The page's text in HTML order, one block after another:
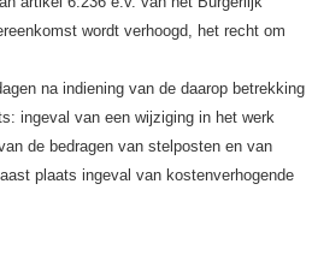
wordt verhoogd, het recht om
na indiening van de daarop betrekking
ingeval van een wijziging in het werk
de bedragen van stelposten en van
plaats ingeval van kostenverhogende